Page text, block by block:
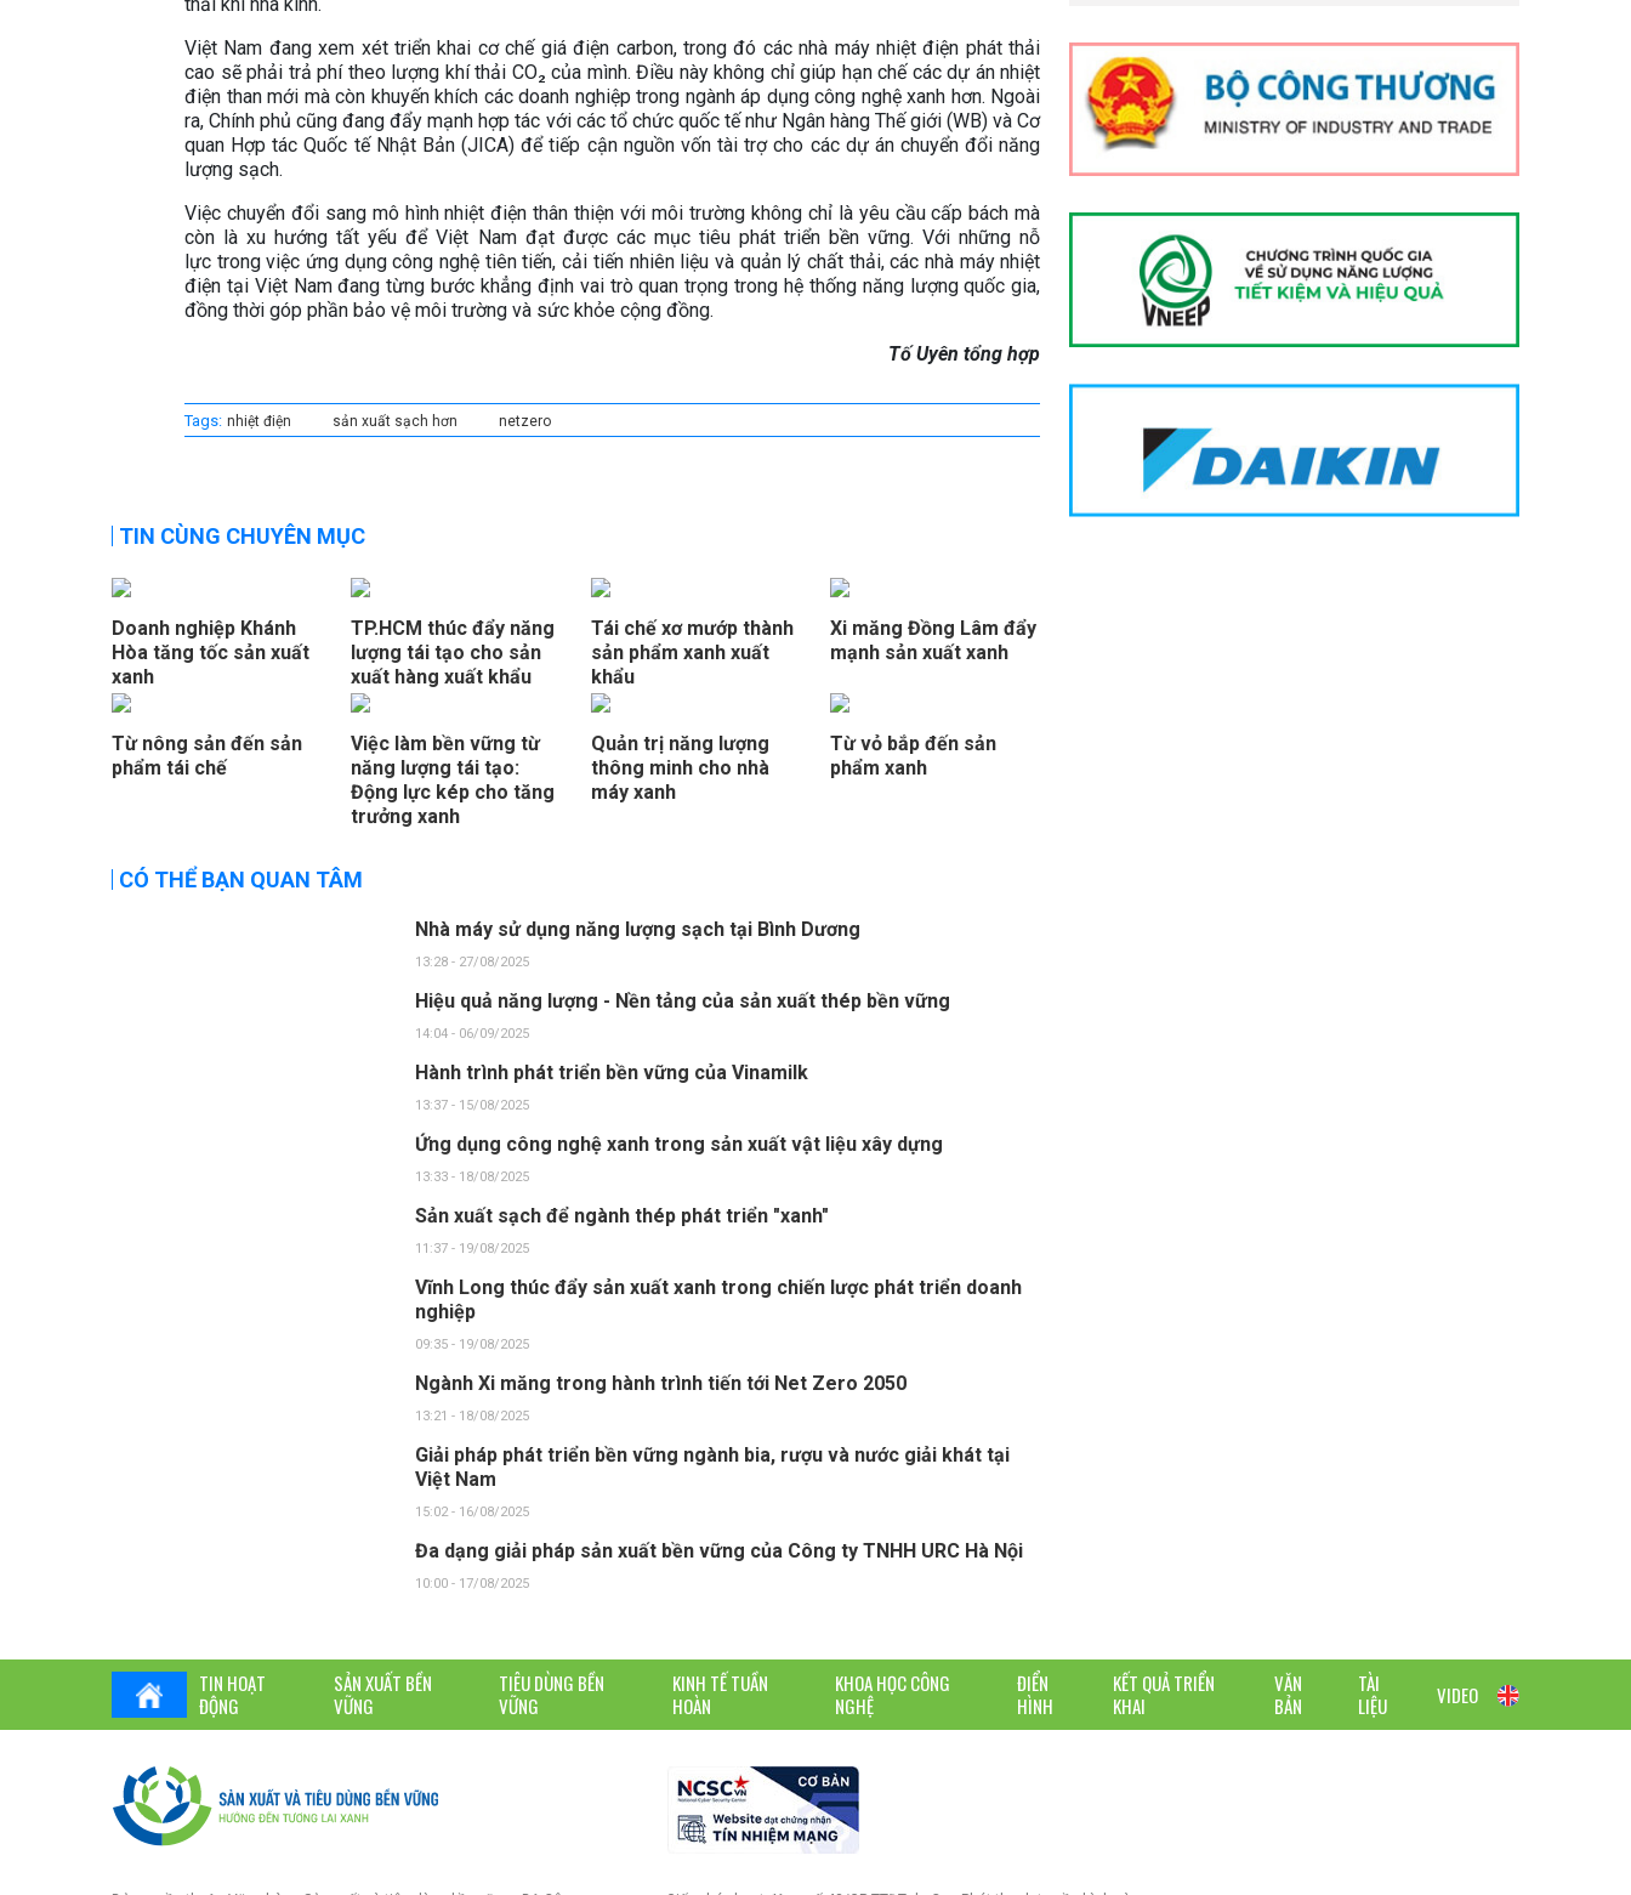
Việt Nam đang xem xét triển khai cơ chế giá điện carbon, trong đó các nhà máy nhiệt điện phát thải
cao sẽ phải trả phí theo lượng khí thải CO₂ của mình. Điều này không chỉ giúp hạn chế các dự án nhiệt
điện than mới mà còn khuyến khích các doanh nghiệp trong ngành áp dụng công nghệ xanh hơn. Ngoài
ra, Chính phủ cũng đang đẩy mạnh hợp tác với các tổ chức quốc tế như Ngân hàng Thế giới (WB) và Cơ
quan Hợp tác Quốc tế Nhật Bản (JICA) để tiếp cận nguồn vốn tài trợ cho các dự án chuyển đổi năng
lượng sạch.
Việc chuyển đổi sang mô hình nhiệt điện thân thiện với môi trường không chỉ là yêu cầu cấp bách mà
còn là xu hướng tất yếu để Việt Nam đạt được các mục tiêu phát triển bền vững. Với những nỗ
lực trong việc ứng dụng công nghệ tiên tiến, cải tiến nhiên liệu và quản lý chất thải, các nhà máy nhiệt
điện tại Việt Nam đang từng bước khẳng định vai trò quan trọng trong hệ thống năng lượng quốc gia,
đồng thời góp phần bảo vệ môi trường và sức khỏe cộng đồng.
Tố Uyên tổng hợp
Tags: nhiệt điện sản xuất sạch hơn netzero
TIN CÙNG CHUYÊN MỤC
Doanh nghiệp Khánh
Hòa tăng tốc sản xuất
xanh
TP.HCM thúc đẩy năng
lượng tái tạo cho sản
xuất hàng xuất khẩu
Tái chế xơ mướp thành
sản phẩm xanh xuất
khẩu
Xi măng Đồng Lâm đẩy
mạnh sản xuất xanh
Từ nông sản đến sản
phẩm tái chế
Việc làm bền vững từ
năng lượng tái tạo:
Động lực kép cho tăng
trưởng xanh
Quản trị năng lượng
thông minh cho nhà
máy xanh
Từ vỏ bắp đến sản
phẩm xanh
CÓ THỂ BẠN QUAN TÂM
Nhà máy sử dụng năng lượng sạch tại Bình Dương
13:28 - 27/08/2025
Hiệu quả năng lượng - Nền tảng của sản xuất thép bền vững
14:04 - 06/09/2025
Hành trình phát triển bền vững của Vinamilk
13:37 - 15/08/2025
Ứng dụng công nghệ xanh trong sản xuất vật liệu xây dựng
13:33 - 18/08/2025
Sản xuất sạch để ngành thép phát triển "xanh"
11:37 - 19/08/2025
Vĩnh Long thúc đẩy sản xuất xanh trong chiến lược phát triển doanh
nghiệp
09:35 - 19/08/2025
Ngành Xi măng trong hành trình tiến tới Net Zero 2050
13:21 - 18/08/2025
Giải pháp phát triển bền vững ngành bia, rượu và nước giải khát tại
Việt Nam
15:02 - 16/08/2025
Đa dạng giải pháp sản xuất bền vững của Công ty TNHH URC Hà Nội
10:00 - 17/08/2025
TIN HOẠT
ĐỘNG
SẢN XUẤT BỀN
VỮNG
TIÊU DÙNG BỀN
VỮNG
KINH TẾ TUẦN
HOÀN
KHOA HỌC CÔNG
NGHỆ
ĐIỂN
HÌNH
KẾT QUẢ TRIỂN
KHAI
VĂN
BẢN
TÀI
LIỆU
VIDEO